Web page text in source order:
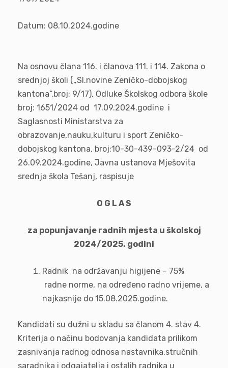
Datum: 08.10.2024.godine
Na osnovu člana 116. i članova 111. i 114. Zakona o
srednjoj školi („Sl.novine Zeničko-dobojskog
kantona“,broj: 9/17), Odluke Školskog odbora škole
broj: 1651/2024 od 17.09.2024.godine i
Saglasnosti Ministarstva za
obrazovanje,nauku,kulturu i sport Zeničko-
dobojskog kantona, broj:10-30-439-093-2/24 od
26.09.2024.godine, Javna ustanova Mješovita
srednja škola Tešanj, raspisuje
O G L A S
za popunjavanje radnih mjesta u školskoj
2024/2025. godini
Radnik na održavanju higijene – 75%
radne norme, na određeno radno vrijeme, a
najkasnije do 15.08.2025.godine.
Kandidati su dužni u skladu sa članom 4. stav 4.
Kriterija o načinu bodovanja kandidata prilikom
zasnivanja radnog odnosa nastavnika,stručnih
saradnika i odgajatelja i ostalih radnika u